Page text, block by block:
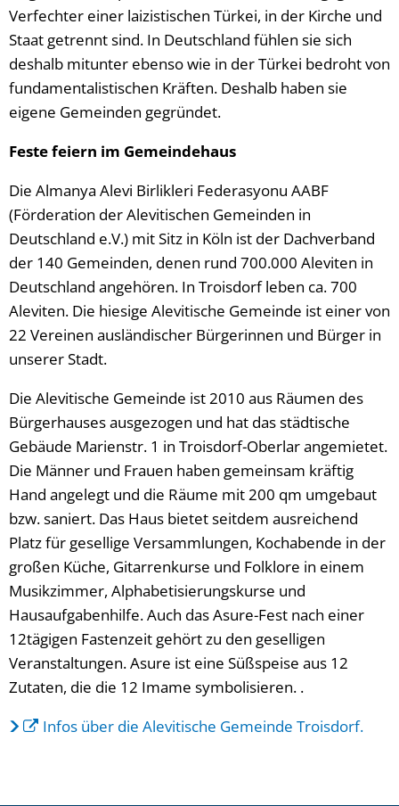
Verfechter einer laizistischen Türkei, in der Kirche und
Staat getrennt sind. In Deutschland fühlen sie sich
deshalb mitunter ebenso wie in der Türkei bedroht von
fundamentalistischen Kräften. Deshalb haben sie
eigene Gemeinden gegründet.
Feste feiern im Gemeindehaus
Die Almanya Alevi Birlikleri Federasyonu AABF
(Förderation der Alevitischen Gemeinden in
Deutschland e.V.) mit Sitz in Köln ist der Dachverband
der 140 Gemeinden, denen rund 700.000 Aleviten in
Deutschland angehören. In Troisdorf leben ca. 700
Aleviten. Die hiesige Alevitische Gemeinde ist einer von
22 Vereinen ausländischer Bürgerinnen und Bürger in
unserer Stadt.
Die Alevitische Gemeinde ist 2010 aus Räumen des
Bürgerhauses ausgezogen und hat das städtische
Gebäude Marienstr. 1 in Troisdorf-Oberlar angemietet.
Die Männer und Frauen haben gemeinsam kräftig
Hand angelegt und die Räume mit 200 qm umgebaut
bzw. saniert. Das Haus bietet seitdem ausreichend
Platz für gesellige Versammlungen, Kochabende in der
großen Küche, Gitarrenkurse und Folklore in einem
Musikzimmer, Alphabetisierungskurse und
Hausaufgabenhilfe. Auch das Asure-Fest nach einer
12tägigen Fastenzeit gehört zu den geselligen
Veranstaltungen. Asure ist eine Süßspeise aus 12
Zutaten, die die 12 Imame symbolisieren. .
Infos über die Alevitische Gemeinde Troisdorf.